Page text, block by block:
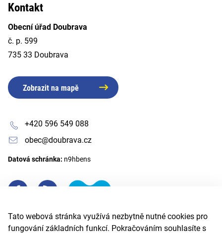
Tato webová stránka využívá nezbytně nutné cookies pro
fungování základních funkcí. Pokračováním souhlasíte s
Kontakt
Obecní úřad Doubrava
č. p. 599
735 33 Doubrava
Zobrazit na mapě
+420 596 549 088
obec@doubrava.cz
Datová schránka: n9hbens